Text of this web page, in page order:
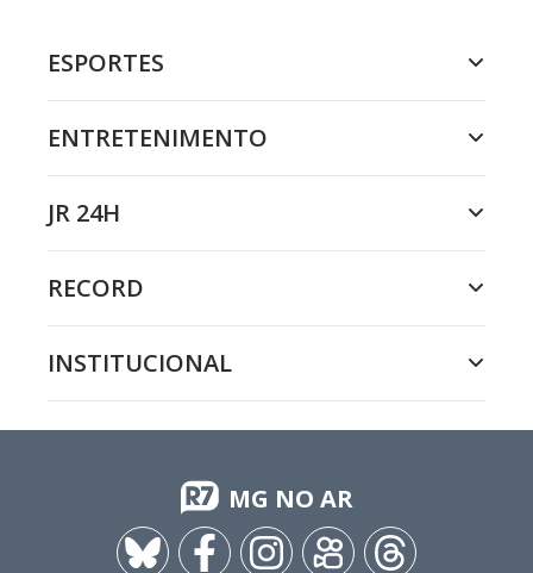
ESPORTES
ENTRETENIMENTO
JR 24H
RECORD
INSTITUCIONAL
MG NO AR